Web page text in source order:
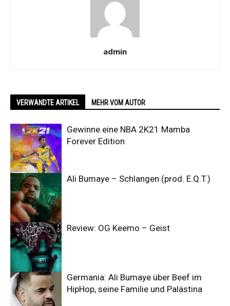
admin
VERWANDTE ARTIKEL MEHR VOM AUTOR
Gewinne eine NBA 2K21 Mamba
Forever Edition
Ali Bumaye – Schlangen (prod. E.Q.T.)
Review: OG Keemo – Geist
Germania: Ali Bumaye über Beef im
HipHop, seine Familie und Palästina